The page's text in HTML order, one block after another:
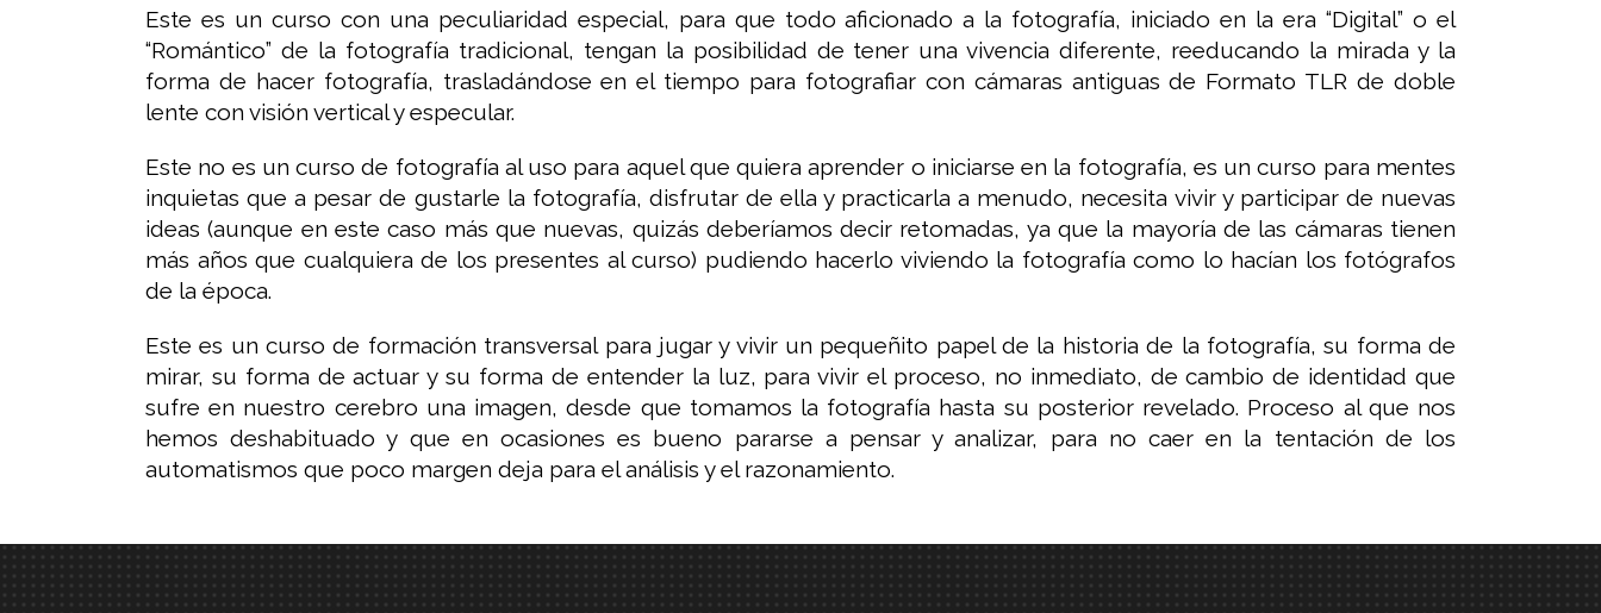
Este es un curso con una peculiaridad especial, para que todo aficionado a la fotografía, iniciado en la era “Digital” o el
“Romántico” de la fotografía tradicional, tengan la posibilidad de tener una vivencia diferente, reeducando la mirada y la
forma de hacer fotografía, trasladándose en el tiempo para fotografiar con cámaras antiguas de Formato TLR de doble
lente con visión vertical y especular.
Este no es un curso de fotografía al uso para aquel que quiera aprender o iniciarse en la fotografía, es un curso para mentes
inquietas que a pesar de gustarle la fotografía, disfrutar de ella y practicarla a menudo, necesita vivir y participar de nuevas
ideas (aunque en este caso más que nuevas, quizás deberíamos decir retomadas, ya que la mayoría de las cámaras tienen
más años que cualquiera de los presentes al curso) pudiendo hacerlo viviendo la fotografía como lo hacían los fotógrafos
de la época.
Este es un curso de formación transversal para jugar y vivir un pequeñito papel de la historia de la fotografía, su forma de
mirar, su forma de actuar y su forma de entender la luz, para vivir el proceso, no inmediato, de cambio de identidad que
sufre en nuestro cerebro una imagen, desde que tomamos la fotografía hasta su posterior revelado. Proceso al que nos
hemos deshabituado y que en ocasiones es bueno pararse a pensar y analizar, para no caer en la tentación de los
automatismos que poco margen deja para el análisis y el razonamiento.